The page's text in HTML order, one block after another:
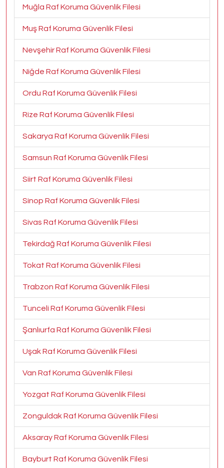
Muğla Raf Koruma Güvenlik Filesi
Muş Raf Koruma Güvenlik Filesi
Nevşehir Raf Koruma Güvenlik Filesi
Niğde Raf Koruma Güvenlik Filesi
Ordu Raf Koruma Güvenlik Filesi
Rize Raf Koruma Güvenlik Filesi
Sakarya Raf Koruma Güvenlik Filesi
Samsun Raf Koruma Güvenlik Filesi
Siirt Raf Koruma Güvenlik Filesi
Sinop Raf Koruma Güvenlik Filesi
Sivas Raf Koruma Güvenlik Filesi
Tekirdağ Raf Koruma Güvenlik Filesi
Tokat Raf Koruma Güvenlik Filesi
Trabzon Raf Koruma Güvenlik Filesi
Tunceli Raf Koruma Güvenlik Filesi
Şanlıurfa Raf Koruma Güvenlik Filesi
Uşak Raf Koruma Güvenlik Filesi
Van Raf Koruma Güvenlik Filesi
Yozgat Raf Koruma Güvenlik Filesi
Zonguldak Raf Koruma Güvenlik Filesi
Aksaray Raf Koruma Güvenlik Filesi
Bayburt Raf Koruma Güvenlik Filesi